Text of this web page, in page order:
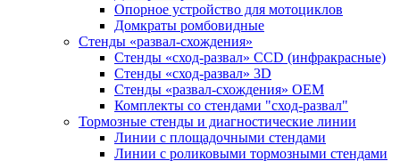
Опорное устройство для мотоциклов
Домкраты ромбовидные
Стенды «развал-схождения»
Стенды «сход-развал» CCD (инфракрасные)
Стенды «сход-развал» 3D
Стенды «развал-схождения» ОЕМ
Комплекты со стендами "сход-развал"
Тормозные стенды и диагностические линии
Линии с площадочными стендами
Линии с роликовыми тормозными стендами